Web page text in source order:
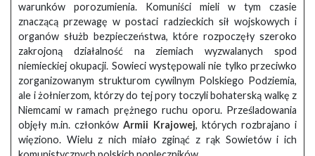
warunków porozumienia. Komuniści mieli w tym czasie
znaczącą przewagę w postaci radzieckich sił wojskowych i
organów służb bezpieczeństwa, które rozpoczęły szeroko
zakrojoną działalność na ziemiach wyzwalanych spod
niemieckiej okupacji. Sowieci występowali nie tylko przeciwko
zorganizowanym strukturom cywilnym Polskiego Podziemia,
ale i żołnierzom, którzy do tej pory toczyli bohaterską walkę z
Niemcami w ramach prężnego ruchu oporu. Prześladowania
objęły m.in. członkówArmii Krajowej, których rozbrajano i
więziono. Wielu z nich miało zginąć z rąk Sowietów i ich